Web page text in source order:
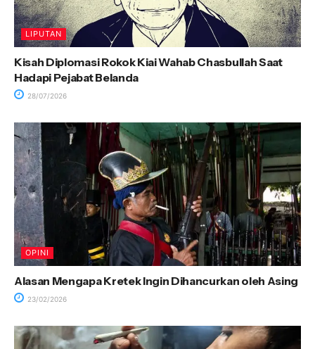
LIPUTAN
Kisah Diplomasi Rokok Kiai Wahab Chasbullah Saat
Hadapi Pejabat Belanda
28/07/2026
OPINI
Alasan Mengapa Kretek Ingin Dihancurkan oleh Asing
23/02/2026